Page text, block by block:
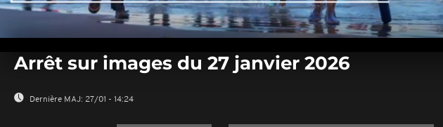
seconds
0%
Arrêt sur images du 27 janvier 2026
Dernière MAJ: 27/01 - 14:24